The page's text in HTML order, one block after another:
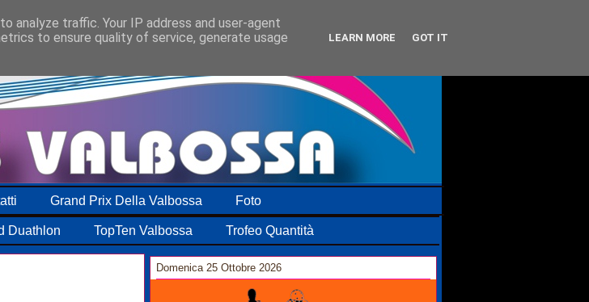
Grand Prix Della Valbossa Foto
Duathlon TopTen Valbossa Trofeo Quantità
Domenica 25 Ottobre 2026
analyze traffic. Your IP address and user-agent
to ensure quality of service, generate usage
LEARN MORE GOT IT